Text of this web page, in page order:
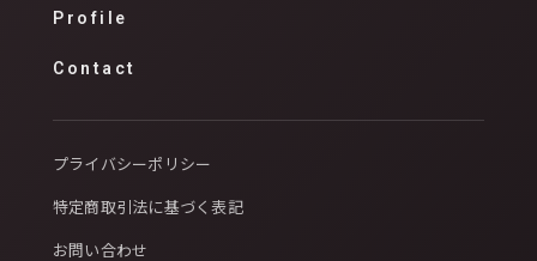
Profile
Contact
プライバシーポリシー
特定商取引法に基づく表記
お問い合わせ